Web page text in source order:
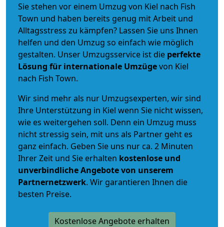
Sie stehen vor einem Umzug von Kiel nach Fish
Town und haben bereits genug mit Arbeit und
Alltagsstress zu kämpfen? Lassen Sie uns Ihnen
helfen und den Umzug so einfach wie möglich
gestalten. Unser Umzugsservice ist die perfekte
Lösung für internationale Umzügevon Kiel
nach Fish Town.
Wir sind mehr als nur Umzugsexperten, wir sind
Ihre Unterstützung in Kiel wenn Sie nicht wissen,
wie es weitergehen soll. Denn ein Umzug muss
nicht stressig sein, mit uns als Partner geht es
ganz einfach. Geben Sie uns nur ca. 2 Minuten
Ihrer Zeit und Sie erhalten kostenlose und
unverbindlicheAngebote von unserem
Partnernetzwerk. Wir garantieren Ihnen die
besten Preise.
Kostenlose Angebote erhalten